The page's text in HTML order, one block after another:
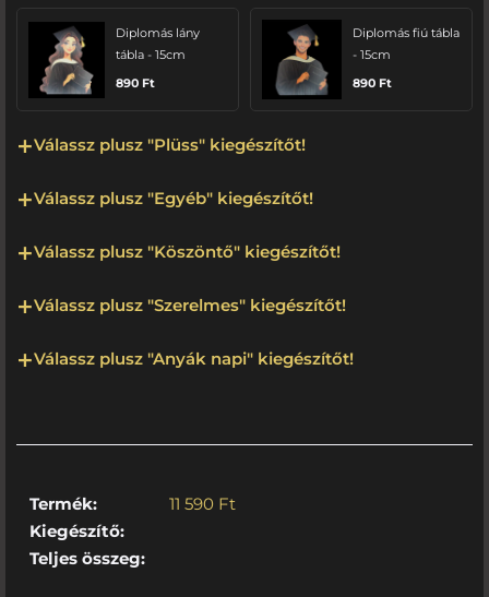
Diplomás lány
tábla - 15cm
890 Ft
Diplomás fiú tábla
- 15cm
890 Ft
Válassz plusz "Plüss" kiegészítőt!
Válassz plusz "Egyéb" kiegészítőt!
Válassz plusz "Köszöntő" kiegészítőt!
Válassz plusz "Szerelmes" kiegészítőt!
Válassz plusz "Anyák napi" kiegészítőt!
Termék: 11 590 Ft
Kiegészítő:
Teljes összeg: